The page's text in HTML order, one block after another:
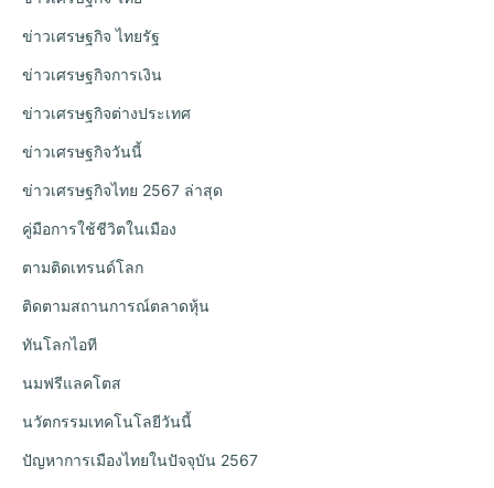
ข่าวเศรษฐกิจ ไทยรัฐ
ข่าวเศรษฐกิจการเงิน
ข่าวเศรษฐกิจต่างประเทศ
ข่าวเศรษฐกิจวันนี้
ข่าวเศรษฐกิจไทย 2567 ล่าสุด
คู่มือการใช้ชีวิตในเมือง
ตามติดเทรนด์โลก
ติดตามสถานการณ์ตลาดหุ้น
ทันโลกไอที
นมฟรีแลคโตส
นวัตกรรมเทคโนโลยีวันนี้
ปัญหาการเมืองไทยในปัจจุบัน 2567